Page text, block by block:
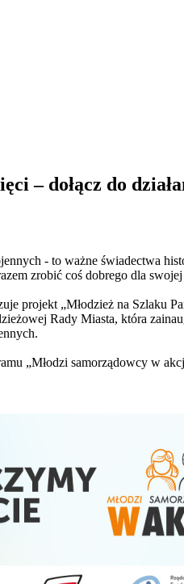
– dołącz do
- to ważne świadectwa
zrobić coś dobrego dla
projekt „Młodzież na Szlaku
Rady Miasta, która
„Młodzi samorządowcy w